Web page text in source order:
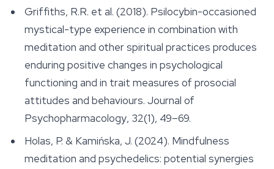
Griffiths, R.R. et al. (2018). Psilocybin-occasioned
mystical-type experience in combination with
meditation and other spiritual practices produces
enduring positive changes in psychological
functioning and in trait measures of prosocial
attitudes and behaviours. Journal of
Psychopharmacology, 32(1), 49–69.
Holas, P. & Kamińska, J. (2024). Mindfulness
meditation and psychedelics: potential synergies